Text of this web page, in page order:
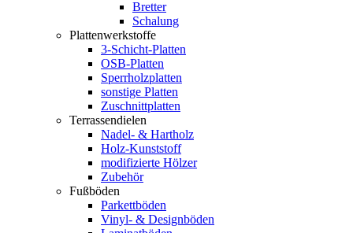
Bretter
Schalung
Plattenwerkstoffe
3-Schicht-Platten
OSB-Platten
Sperrholzplatten
sonstige Platten
Zuschnittplatten
Terrassendielen
Nadel- & Hartholz
Holz-Kunststoff
modifizierte Hölzer
Zubehör
Fußböden
Parkettböden
Vinyl- & Designböden